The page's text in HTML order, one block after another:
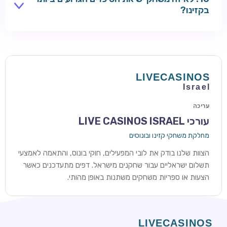
חינם על ההפקדות הראשונות
בקזינו?
פרסים עליונים עסיסיים יותר בדרך כלל אומרים סיכויים
קלושים יותר להנחית אותם בפועל.
עריכה
עורכי LIVE CASINOS ISRAEL
מחלקת משחקי קזינו ובונוסים
הצוות שלנו בודק את לובי המפעילים, חוקי בונוס, והתאמה לאמצעי
תשלום ישראליים עבור שחקנים מישראל. דפים מתעדכנים כאשר
הצעות או ספריות משחקים משתנות באופן מהותי.